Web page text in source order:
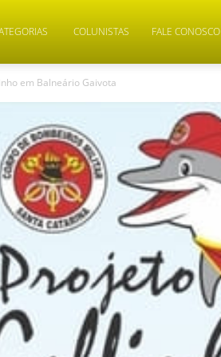
COLUNISTAS FALE CONOSCO
em Balneário Gaivota